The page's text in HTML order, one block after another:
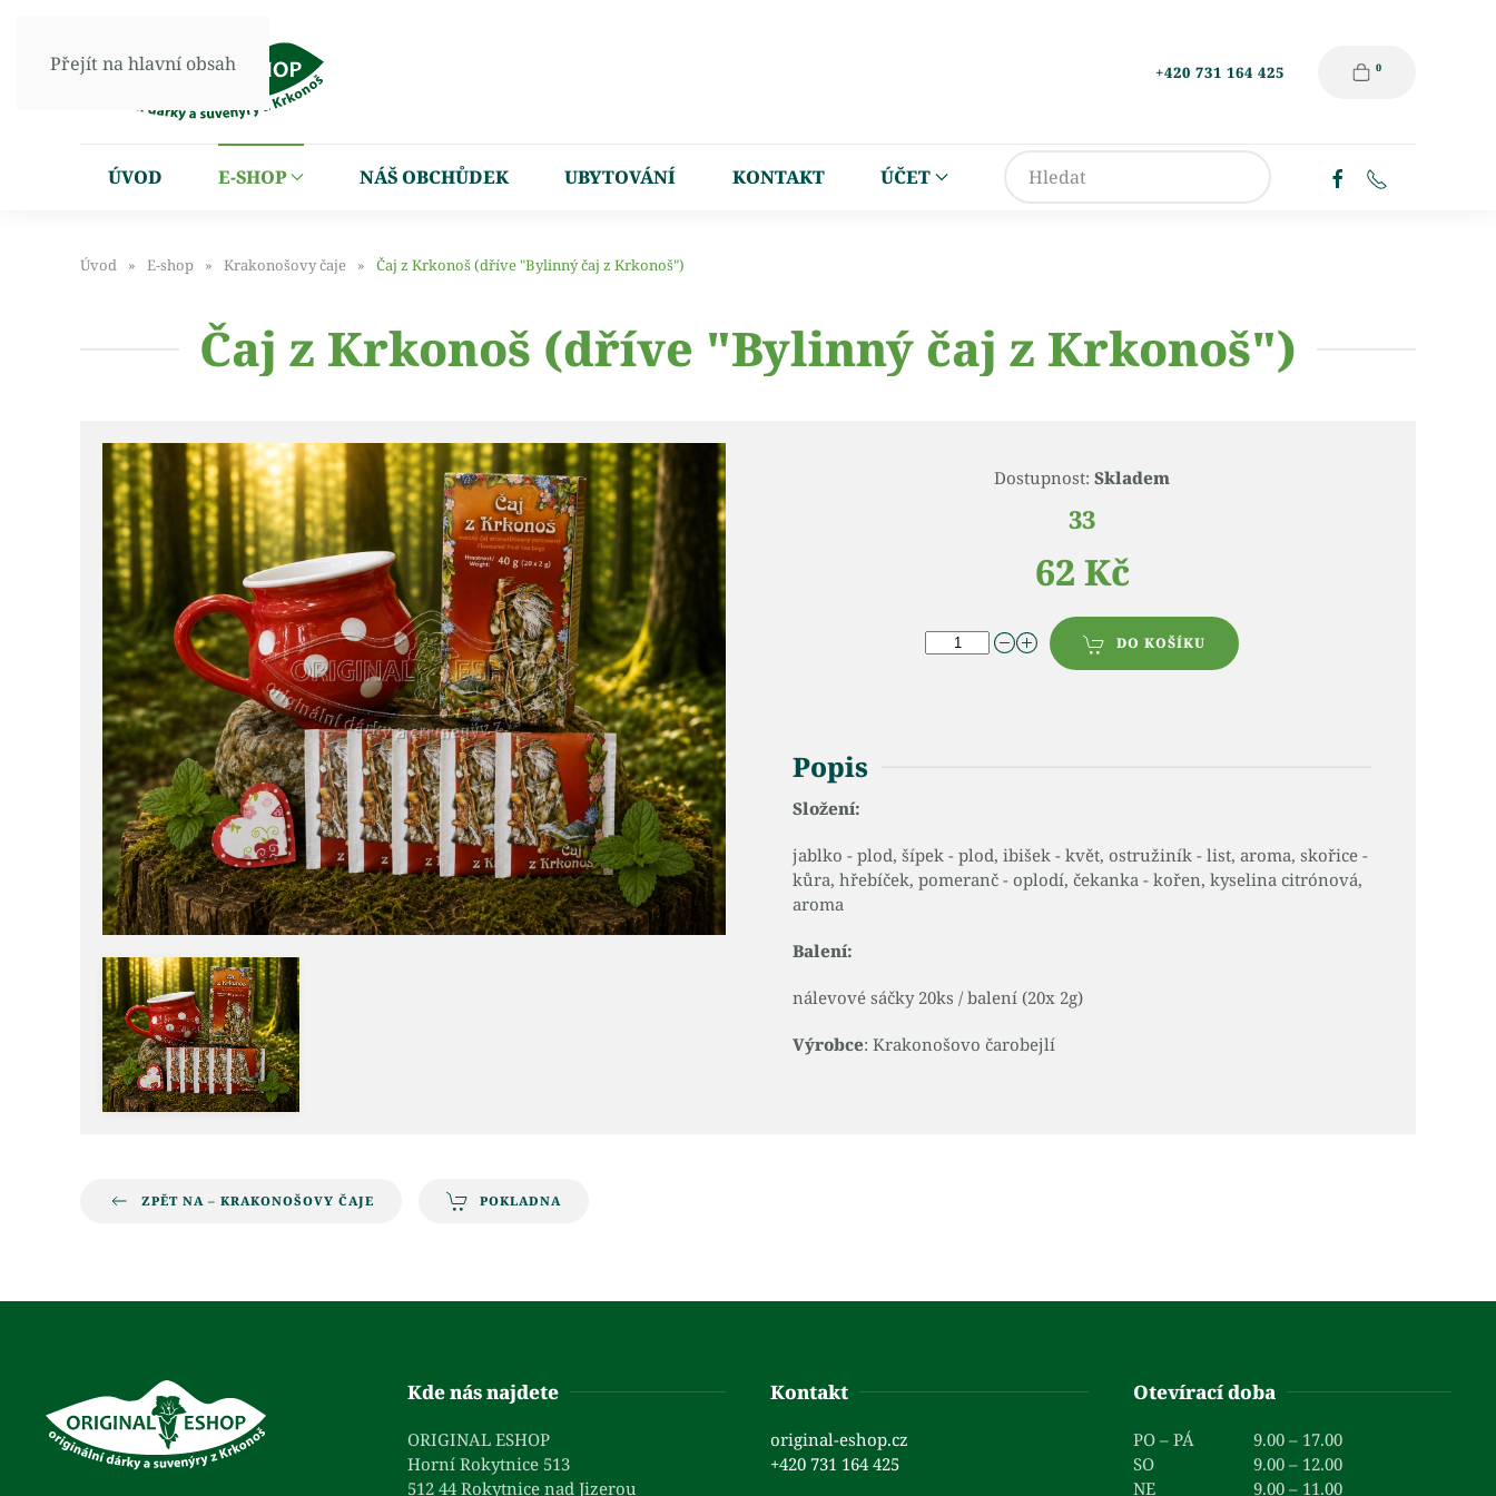
Přejít na hlavní obsah +420 731 164 425 0
ÚVOD E-SHOP NÁŠ OBCHŮDEK UBYTOVÁNÍ KONTAKT ÚČET
Úvod E-shop Krakonošovy čaje Čaj z Krkonoš (dříve "Bylinný čaj z Krkonoš")
Čaj z Krkonoš (dříve "Bylinný čaj z Krkonoš")
Dostupnost: Skladem
33
62 Kč
DO KOŠÍKU
Popis
Složení:
jablko - plod, šípek - plod, ibišek - květ, ostružiník - list, aroma, skořice -
kůra, hřebíček, pomeranč - oplodí, čekanka - kořen, kyselina citrónová,
aroma
Balení:
nálevové sáčky 20ks / balení (20x 2g)
Výrobce: Krakonošovo čarobejlí
ZPĚT NA – KRAKONOŠOVY ČAJE POKLADNA
Kde nás najdete
ORIGINAL ESHOP
Horní Rokytnice 513
512 44 Rokytnice nad Jizerou
Kontakt
original-eshop.cz
+420 731 164 425
Otevírací doba
PO – PÁ
9.00 – 17.00
SO
9.00 – 12.00
NE
9.00 – 11.00